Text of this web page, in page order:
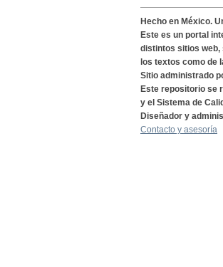
Hecho en México.
Este es un portal
distintos sitios web,
los textos como de
Sitio administrado
Este repositorio se
y el Sistema de
Diseñador y
Contacto y asesoría